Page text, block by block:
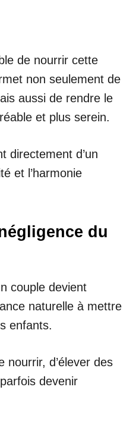
de nourrir cette
non seulement de
aussi de rendre le
et plus serein.
directement d’un
et l’harmonie
du
couple devient
naturelle à mettre
enfants.
nourrir, d’élever des
devenir